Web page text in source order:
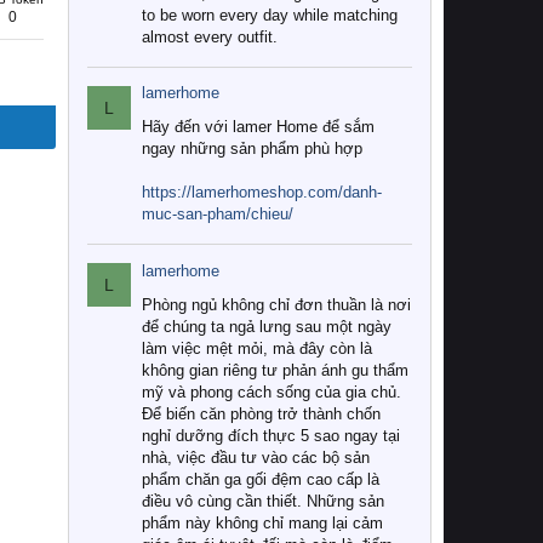
0
to be worn every day while matching
almost every outfit.
L
lamerhome
Hãy đến với lamer Home để sắm
ngay những sản phẩm phù hợp
https://lamerhomeshop.com/danh-
muc-san-pham/chieu/
L
lamerhome
Phòng ngủ không chỉ đơn thuần là nơi
để chúng ta ngả lưng sau một ngày
làm việc mệt mỏi, mà đây còn là
không gian riêng tư phản ánh gu thẩm
mỹ và phong cách sống của gia chủ.
Để biến căn phòng trở thành chốn
nghỉ dưỡng đích thực 5 sao ngay tại
nhà, việc đầu tư vào các bộ sản
phẩm chăn ga gối đệm cao cấp là
điều vô cùng cần thiết. Những sản
phẩm này không chỉ mang lại cảm